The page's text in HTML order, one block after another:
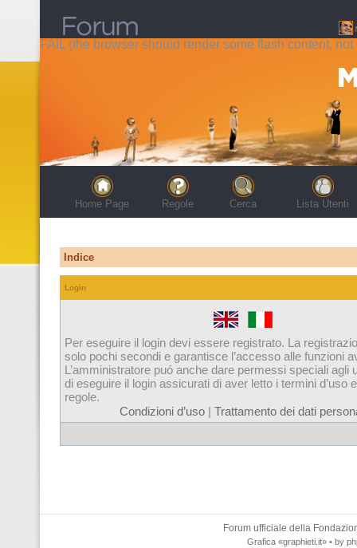
FAIL (the browser should render some flash content, not
Home Page Regole Cerca Lista Utenti
Indice
Login
Per eseguire il login devi essere registrato. La
solo pochi secondi e garantisce l’accesso alle funzioni
L’amministratore puó anche dare permessi speciali agli
di eseguire il login assicurati di aver letto i termini d’uso
regole.
Condizioni d’uso | Trattamento dei dati
Forum ufficiale della
Grafica «graphieti.it» • by